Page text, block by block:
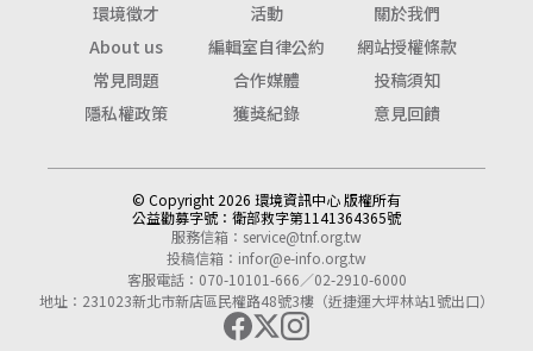
環境徵才
活動
關於我們
About us
編輯室自律公約
網站授權條款
常見問題
合作媒體
投稿須知
隱私權政策
獲獎紀錄 意見回饋
© Copyright 2026 環境資訊中心 版權所有
公益勸募字號： 衛部救字第1141364365號
服務信箱： service@tnf.org.tw
投稿信箱： infor@e-info.org.tw
客服電話：070-10101-666／02-2910-6000
地址：231023新北市新店區民權路48號3樓（近捷運大坪林站1號出口）